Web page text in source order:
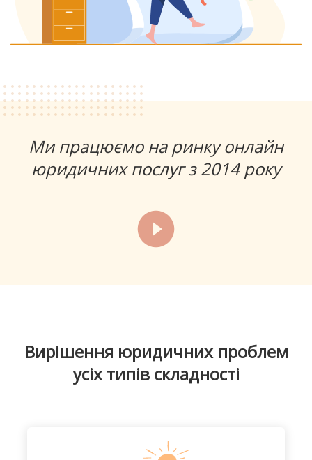
Ми працюємо на ринку онлайн
юридичних послуг з 2014 року
Вирішення юридичних проблем
усіх типів складності